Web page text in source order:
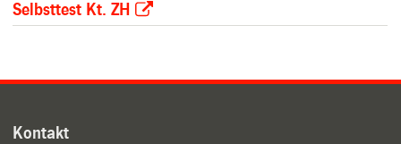
Selbsttest Kt. ZH
Kontakt